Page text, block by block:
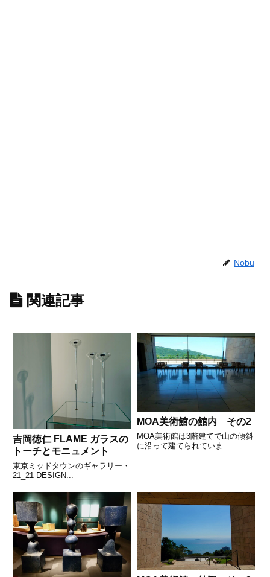
Nobu
関連記事
吉岡徳仁 FLAME ガラスの
トーチとモニュメント
東京ミッドタウンのギャラリー・
21_21 DESIGN...
MOA美術館の館内 その2
MOA美術館は3階建てで山の傾斜
に沿って建てられていま...